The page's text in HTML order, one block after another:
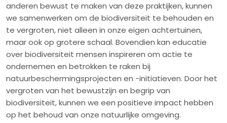
anderen bewust te maken van deze praktijken, kunnen
we samenwerken om de biodiversiteit te behouden en
te vergroten, niet alleen in onze eigen achtertuinen,
maar ook op grotere schaal. Bovendien kan educatie
over biodiversiteit mensen inspireren om actie te
ondernemen en betrokken te raken bij
natuurbeschermingsprojecten en -initiatieven. Door het
vergroten van het bewustzijn en begrip van
biodiversiteit, kunnen we een positieve impact hebben
op het behoud van onze natuurlijke omgeving.